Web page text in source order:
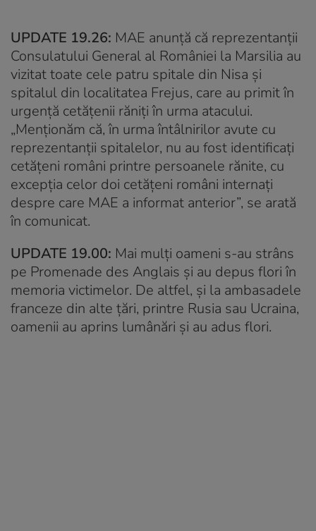
UPDATE 19.26: MAE anunță că reprezentanții
Consulatului General al României la Marsilia au
vizitat toate cele patru spitale din Nisa și
spitalul din localitatea Frejus, care au primit în
urgență cetățenii răniți în urma atacului.
„Menţionăm că, în urma întâlnirilor avute cu
reprezentanții spitalelor, nu au fost identificați
cetățeni români printre persoanele rănite, cu
excepția celor doi cetățeni români internați
despre care MAE a informat anterior”, se arată
în comunicat.
UPDATE 19.00: Mai mulți oameni s-au strâns
pe Promenade des Anglais și au depus flori în
memoria victimelor. De altfel, și la ambasadele
franceze din alte țări, printre Rusia sau Ucraina,
oamenii au aprins lumânări și au adus flori.